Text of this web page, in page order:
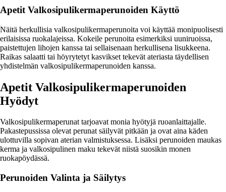
Apetit Valkosipulikermaperunoiden Käyttö
Näitä herkullisia valkosipulikermaperunoita voi käyttää monipuolisesti
erilaisissa ruokalajeissa. Kokeile perunoita esimerkiksi uuniruoissa,
paistettujen lihojen kanssa tai sellaisenaan herkullisena lisukkeena.
Raikas salaatti tai höyrytetyt kasvikset tekevät ateriasta täydellisen
yhdistelmän valkosipulikermaperunoiden kanssa.
Apetit Valkosipulikermaperunoiden
Hyödyt
Valkosipulikermaperunat tarjoavat monia hyötyjä ruoanlaittajalle.
Pakastepussissa olevat perunat säilyvät pitkään ja ovat aina käden
ulottuvilla sopivan aterian valmistuksessa. Lisäksi perunoiden maukas
kerma ja valkosipulinen maku tekevät niistä suosikin monen
ruokapöydässä.
Perunoiden Valinta ja Säilytys